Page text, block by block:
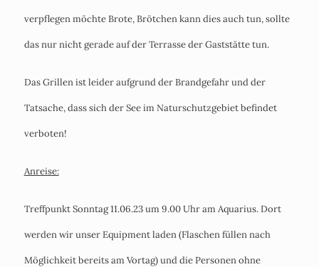
verpflegen möchte Brote, Brötchen kann dies auch tun, sollte
das nur nicht gerade auf der Terrasse der Gaststätte tun.
Das Grillen ist leider aufgrund der Brandgefahr und der
Tatsache, dass sich der See im Naturschutzgebiet befindet
verboten!
Anreise:
Treffpunkt Sonntag 11.06.23 um 9.00 Uhr am Aquarius. Dort
werden wir unser Equipment laden (Flaschen füllen nach
Möglichkeit bereits am Vortag) und die Personen ohne